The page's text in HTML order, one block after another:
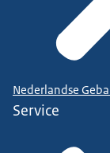
Nederlandse
Service